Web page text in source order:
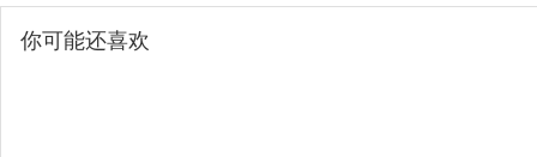
你可能还喜欢